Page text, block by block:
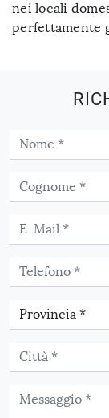
nei locali
perfettamente